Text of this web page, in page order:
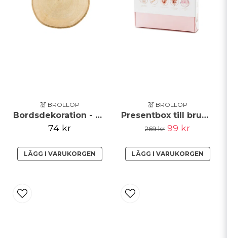
💒 BRÖLLOP
Bordsdekoration - Träskiva
74 kr
LÄGG I VARUKORGEN
💒 BRÖLLOP
Presentbox till brudtärna Partybox
269 kr 99 kr
LÄGG I VARUKORGEN